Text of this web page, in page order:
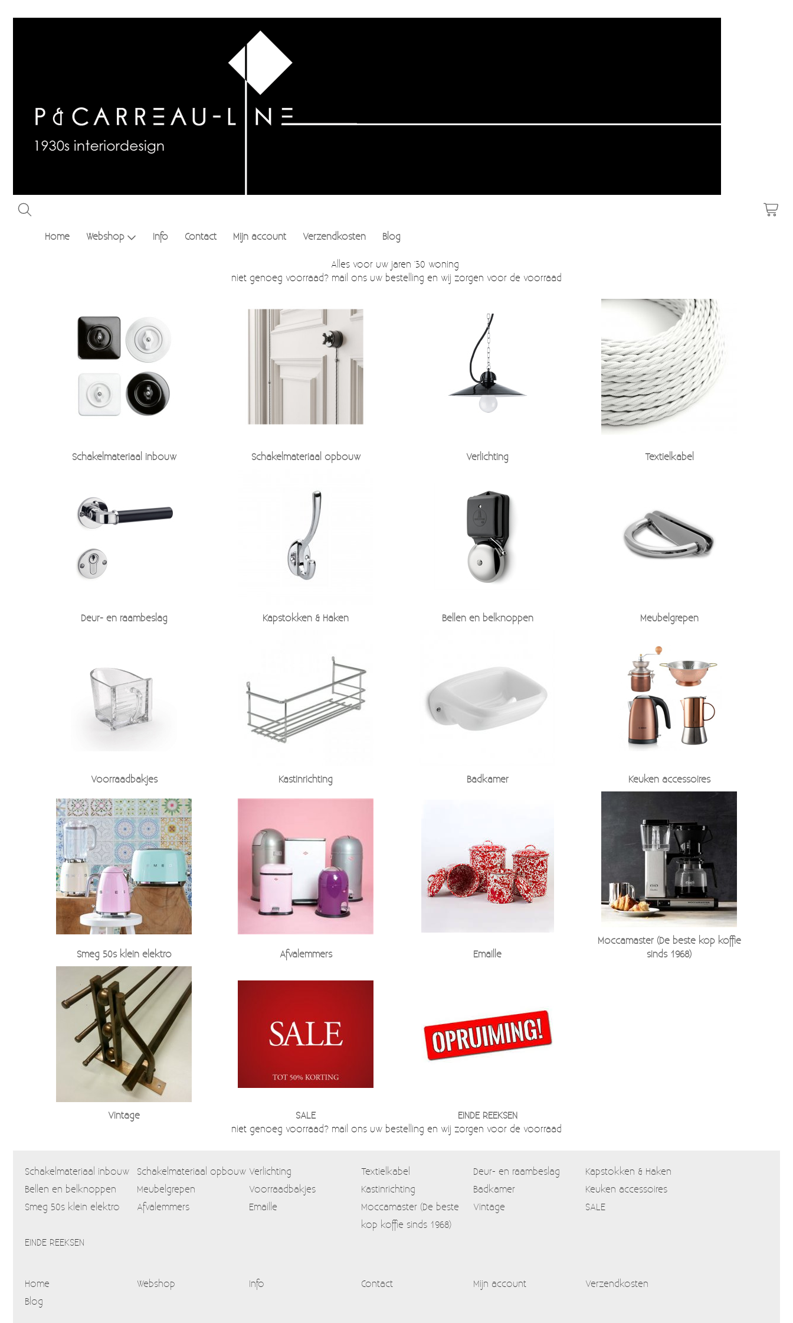
Home Webshop Info Contact Mijn account Verzendkosten Blog
Alles voor uw jaren '30 woning
niet genoeg voorraad? mail ons uw bestelling en wij zorgen voor de voorraad
Schakelmateriaal inbouw Schakelmateriaal opbouw Verlichting Textielkabel
Deur- en raambeslag Kapstokken & Haken Bellen en belknoppen Meubelgrepen
Voorraadbakjes Kastinrichting Badkamer Keuken accessoires
Smeg 50s klein elektro Afvalemmers Emaille
Moccamaster (De beste kop koffie
sinds 1968)
Vintage SALE
EINDE REEKSEN
niet genoeg voorraad? mail ons uw bestelling en wij zorgen voor de voorraad
Schakelmateriaal inbouw Schakelmateriaal opbouw Verlichting Textielkabel Deur- en raambeslag
Kapstokken & Haken
Bellen en belknoppen
Meubelgrepen Voorraadbakjes Kastinrichting Badkamer
Keuken accessoires
Smeg 50s klein elektro
Afvalemmers Emaille
Moccamaster (De beste
kop koffie sinds 1968)
Vintage SALE
EINDE REEKSEN
Home Webshop Info Contact Mijn account
Verzendkosten
Blog